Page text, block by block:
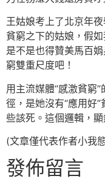
王姑娘考上了北京年
貧窮之下的姑娘，假
是不是也得贊美馬百
窮雙重尺度吧！
用主流媒體“感激貧窮
徑，是她沒有“應用好
些該死。這個邏輯，顯
(文章僅代表作者小我
發佈留言